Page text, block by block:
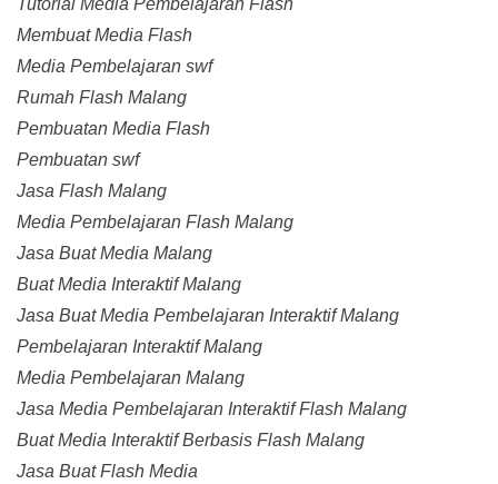
Tutorial Media Pembelajaran Flash
Membuat Media Flash
Media Pembelajaran swf
Rumah Flash Malang
Pembuatan Media Flash
Pembuatan swf
Jasa Flash Malang
Media Pembelajaran Flash Malang
Jasa Buat Media Malang
Buat Media Interaktif Malang
Jasa Buat Media Pembelajaran Interaktif Malang
Pembelajaran Interaktif Malang
Media Pembelajaran Malang
Jasa Media Pembelajaran Interaktif Flash Malang
Buat Media Interaktif Berbasis Flash Malang
Jasa Buat Flash Media